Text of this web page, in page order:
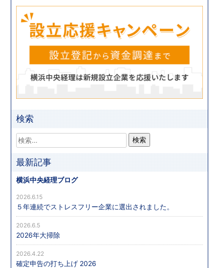
検索
最新記事
横浜中央経理ブログ
５年連続でストレスフリー企業に選出されました。
2026.6.15
2026年大掃除
2026.6.5
確定申告の打ち上げ 2026
2026.4.22